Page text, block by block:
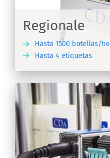
Regionale
Hasta 1500 botellas/
Hasta 4 etiquetas